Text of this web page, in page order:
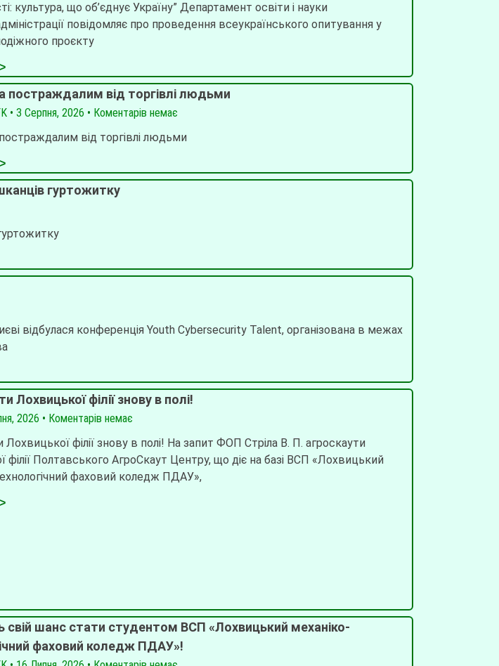
культура, що об’єднує Україну” Департамент освіти і науки
повідомляє про проведення всеукраїнського опитування у
проєкту
постраждалим від торгівлі людьми
3 Серпня, 2026
Коментарів немає
від торгівлі людьми
гуртожитку
відбулася конференція Youth Cybersecurity Talent, організована в межах
Лохвицької філії знову в полі!
2026
Коментарів немає
Лохвицької філії знову в полі! На запит ФОП Стріла В. П. агроскаути
філії Полтавського АгроСкаут Центру, що діє на базі ВСП «Лохвицький
фаховий коледж ПДАУ»,
свій шанс стати студентом ВСП «Лохвицький механіко-
фаховий коледж ПДАУ»!